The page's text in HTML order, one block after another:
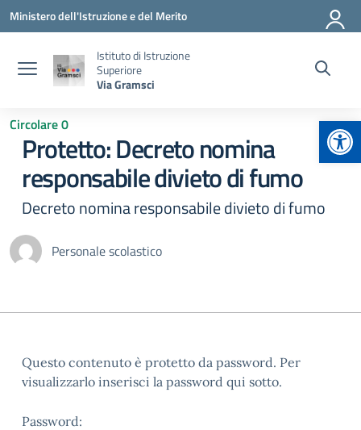
Vai ai contenuti
Vai al menu di navigazione
Vai al footer
Ministero dell'Istruzione e del Merito
Istituto di Istruzione
Superiore
Via Gramsci
Circolare 0
Protetto: Decreto nomina
responsabile divieto di fumo
Decreto nomina responsabile divieto di fumo
Personale scolastico
Questo contenuto è protetto da password. Per
visualizzarlo inserisci la password qui sotto.
Password: